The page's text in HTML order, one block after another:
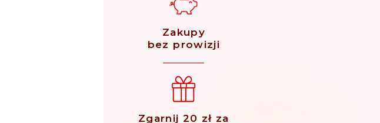
Zakupy
bez prowizji
Zgarnij 20 zł za